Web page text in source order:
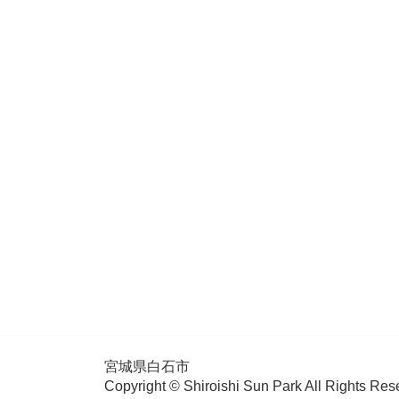
宮城県白石市
Copyright © Shiroishi Sun Park All Rights